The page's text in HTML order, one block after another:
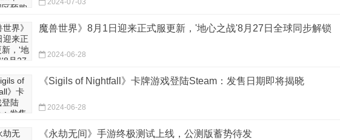
2024-07-03
魔兽世界》8月1日迎来正式服更新，'地心之战'8月27日全球同步解锁
2024-06-28
《Sigils of Nightfall》卡牌游戏登陆Steam：发售日期即将揭晓
2024-06-28
《永劫无间》手游终极测试上线，公测版蓄势待发